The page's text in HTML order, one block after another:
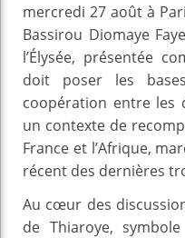
mercredi 27 août à
Bassirou Diomaye
l’Élysée, présentée
doit poser les
coopération entre les
un contexte de
France et l’Afrique,
récent des dernières
Au cœur des
de Thiaroye,